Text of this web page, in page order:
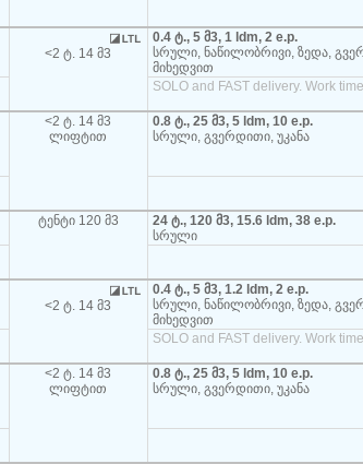
<2 ტ. 14 მ3
0.4 ტ., 5 მ3, 1 ldm, 2 e.p.
სრული, ნაწილობრივი, ზედა,
მიხედვით
SOLO and FAST delivery. Work
<2 ტ. 14 მ3
ლიფტით
0.8 ტ., 25 მ3, 5 ldm, 10 e.p.
სრული, გვერდითი, უკანა
ტენტი 120 მ3
24 ტ., 120 მ3, 15.6 ldm, 38 e.p.
სრული
<2 ტ. 14 მ3
0.4 ტ., 5 მ3, 1.2 ldm, 2 e.p.
სრული, ნაწილობრივი, ზედა,
მიხედვით
SOLO and FAST delivery. Work
<2 ტ. 14 მ3
ლიფტით
0.8 ტ., 25 მ3, 5 ldm, 10 e.p.
სრული, გვერდითი, უკანა